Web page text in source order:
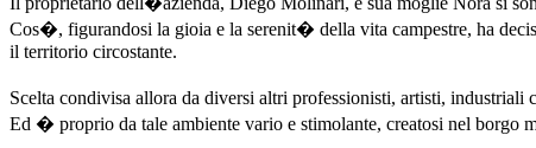
Cos�, figurandosi la gioia e la serenit� della vita campestre, ha
il territorio circostante.
Scelta condivisa allora da diversi altri professionisti, artisti,
Ed � proprio da tale ambiente vario e stimolante, creatosi nel borgo